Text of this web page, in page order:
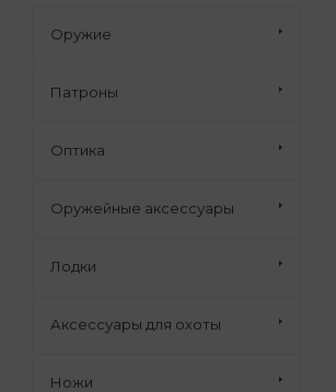
Оружие
Патроны
Оптика
Оружейные аксессуары
Лодки
Аксессуары для охоты
Ножи